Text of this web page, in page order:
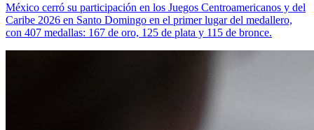
México cerró su participación en los Juegos Centroamericanos y del
Caribe 2026 en Santo Domingo en el primer lugar del medallero,
con 407 medallas: 167 de oro, 125 de plata y 115 de bronce.